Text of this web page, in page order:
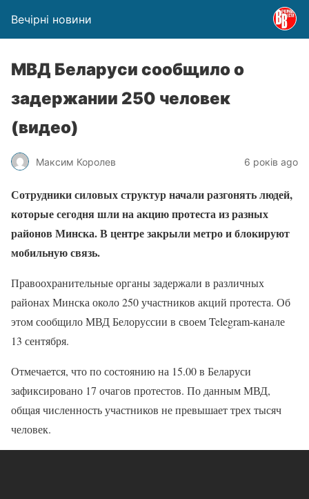
Вечірні новини
МВД Беларуси сообщило о
задержании 250 человек
(видео)
Максим Королев 6 років ago
Сотрудники силовых структур начали разгонять людей,
которые сегодня шли на акцию протеста из разных
районов Минска. В центре закрыли метро и блокируют
мобильную связь.
Правоохранительные органы задержали в различных
районах Минска около 250 участников акций протеста. Об
этом сообщило МВД Белоруссии в своем Telegram-канале
13 сентября.
Отмечается, что по состоянию на 15.00 в Беларуси
зафиксировано 17 очагов протестов. По данным МВД,
общая численность участников не превышает трех тысяч
человек.